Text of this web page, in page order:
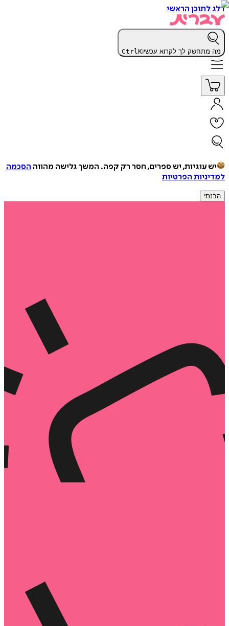
דלג לתוכן הראשי
מה מתחשק לך לקרוא עכשיו CtrlK
יש עוגיות, יש ספרים, חסר רק קפה. המשך גלישה מהווה הסכמה
למדיניות הפרטיות
הבנתי